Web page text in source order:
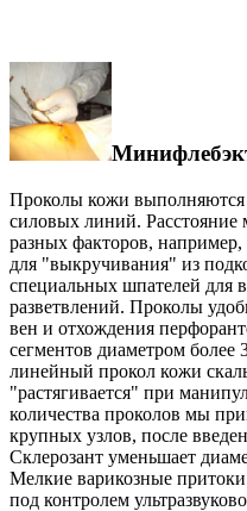
Проколы кожи
силовых линий. Расстояние
разных факторов, например,
для "выкручивания" из
специальных шпателей для
разветвлений. Проколы
вен и отхождения
сегментов диаметром
линейный прокол кожи
"растягивается" при
количества проколов мы
крупных узлов, после
Склерозант уменьшает
Мелкие варикозные
под контролем